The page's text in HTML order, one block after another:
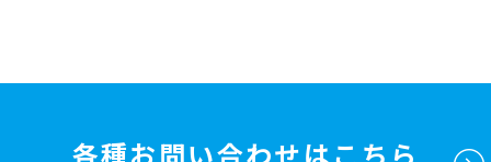
各種お問い合わせはこちら